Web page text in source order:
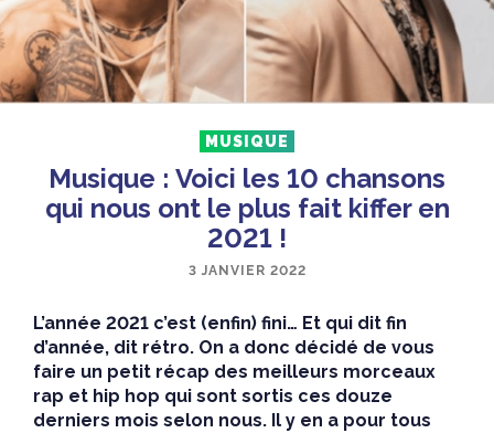
MUSIQUE
Musique : Voici les 10 chansons
qui nous ont le plus fait kiffer en
2021 !
3 JANVIER 2022
L’année 2021 c’est (enfin) fini… Et qui dit fin
d’année, dit rétro. On a donc décidé de vous
faire un petit récap des meilleurs morceaux
rap et hip hop qui sont sortis ces douze
derniers mois selon nous. Il y en a pour tous